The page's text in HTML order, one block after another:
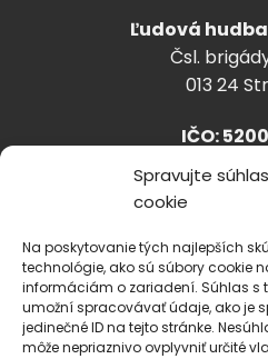
Spravujte
cookie
Na poskytovanie tých najlepších
technológie, ako sú súbory cookie
informáciám o zariadení. Súhlas
umožní spracovávať údaje, ako je
jedinečné ID na tejto stránke.
môže nepriaznivo ovplyvniť určité
Ľudová
Čsl.
013 24
IČO:
+421918